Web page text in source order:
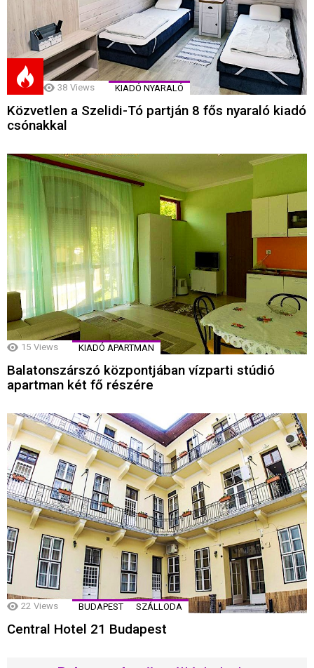
38 Views KIADÓ NYARALÓ
Közvetlen a Szelidi-Tó partján 8 fős nyaraló kiadó
csónakkal
15 Views KIADÓ APARTMAN
Balatonszárszó központjában vízparti stúdió
apartman két fő részére
22 Views BUDAPEST SZÁLLODA
Central Hotel 21 Budapest